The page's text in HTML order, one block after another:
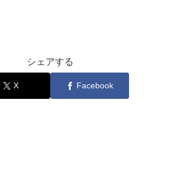
シェアする
X Facebook